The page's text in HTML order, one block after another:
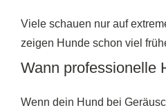
Viele schauen nur auf
zeigen Hunde schon viel
Wann professionelle
Wenn dein Hund bei